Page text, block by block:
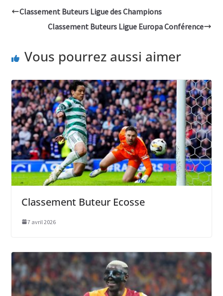
Classement Buteurs Ligue des Champions
Classement Buteurs Ligue Europa Conférence
Vous pourrez aussi aimer
Classement Buteur Ecosse
7 avril 2026